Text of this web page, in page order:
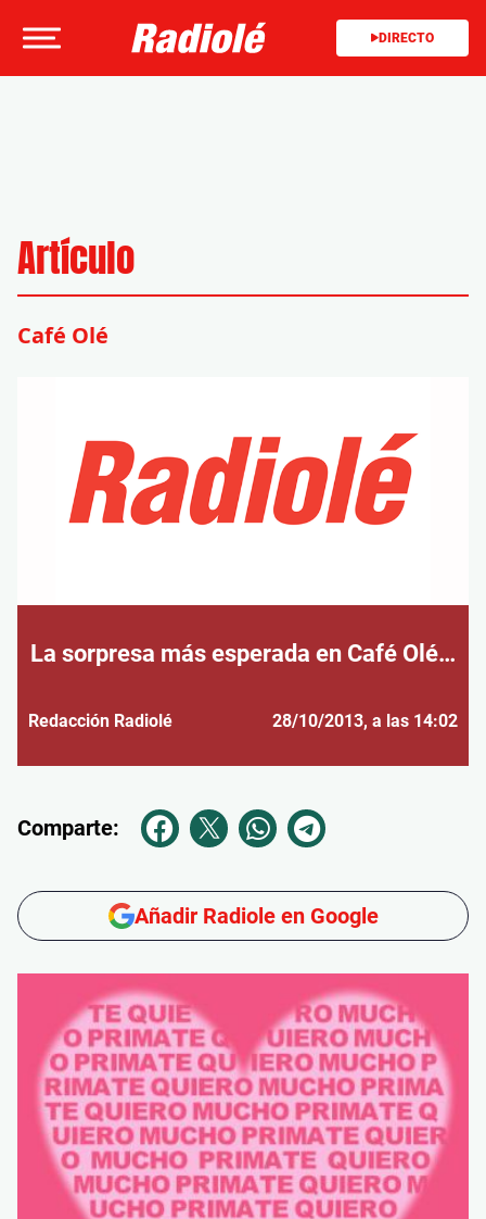
DIRECTO
Artículo
Café Olé
La sorpresa más esperada en Café Olé…
Redacción Radiolé 28/10/2013, a las 14:02
Comparte:
Añadir Radiole en Google